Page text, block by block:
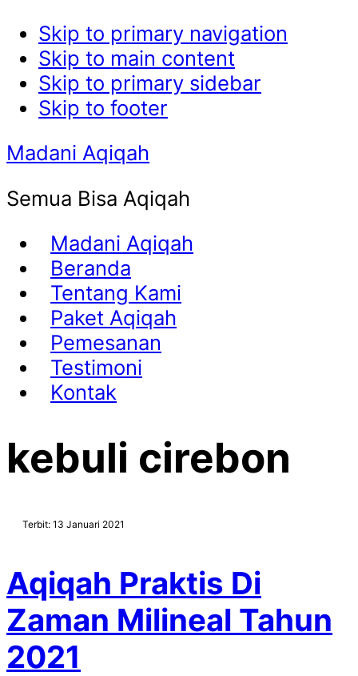
Skip to primary navigation
Skip to main content
Skip to primary sidebar
Skip to footer
Madani Aqiqah
Semua Bisa Aqiqah
Madani Aqiqah
Beranda
Tentang Kami
Paket Aqiqah
Pemesanan
Testimoni
Kontak
kebuli cirebon
Terbit: 13 Januari 2021
Aqiqah Praktis Di
Zaman Milineal Tahun
2021